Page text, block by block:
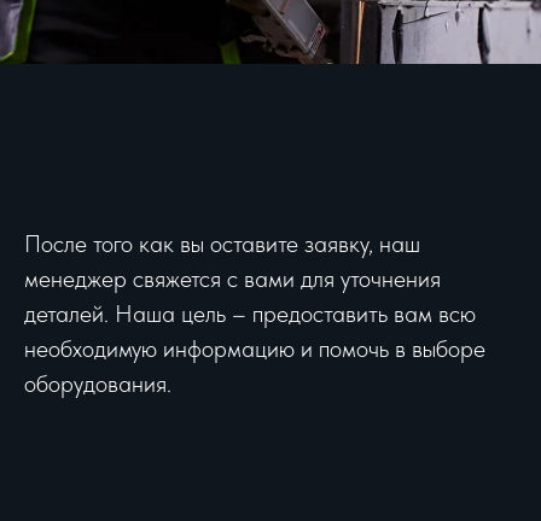
После того как вы оставите заявку, наш
менеджер свяжется с вами для уточнения
деталей. Наша цель – предоставить вам всю
необходимую информацию и помочь в выборе
оборудования.